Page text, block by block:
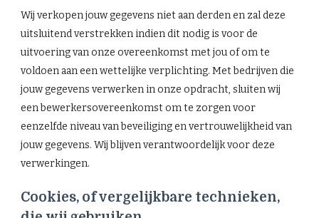
Wij verkopen jouw gegevens niet aan derden en zal deze
uitsluitend verstrekken indien dit nodig is voor de
uitvoering van onze overeenkomst met jou of om te
voldoen aan een wettelijke verplichting. Met bedrijven die
jouw gegevens verwerken in onze opdracht, sluiten wij
een bewerkersovereenkomst om te zorgen voor
eenzelfde niveau van beveiliging en vertrouwelijkheid van
jouw gegevens. Wij blijven verantwoordelijk voor deze
verwerkingen.
Cookies, of vergelijkbare technieken,